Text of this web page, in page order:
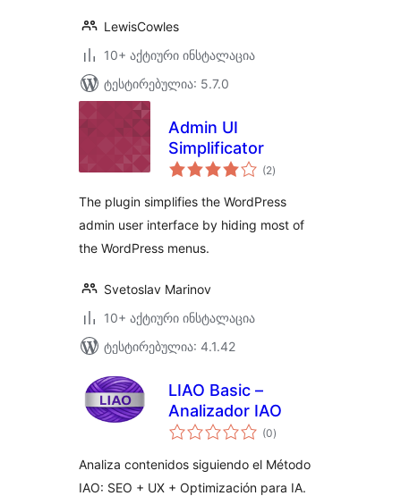
LewisCowles
10+ აქტიური ინსტალაცია
ტესტირებულია: 5.7.0
Admin UI
Simplificator
(2საერთო
რეიტინგი
)
The plugin simplifies the WordPress
admin user interface by hiding most of
the WordPress menus.
Svetoslav Marinov
10+ აქტიური ინსტალაცია
ტესტირებულია: 4.1.42
LIAO Basic –
Analizador IAO
(0საერთო
რეიტინგი
)
Analiza contenidos siguiendo el Método
IAO: SEO + UX + Optimización para IA.